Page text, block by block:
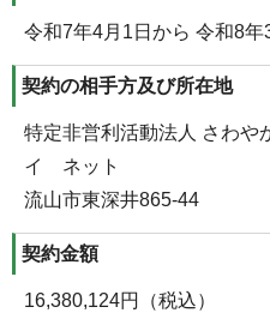
令和7年4月1日から 令和8年
契約の相手方及び所在地
特定非営利活動法人 さわ
イ ネット
流山市東深井865-44
契約金額
16,380,124円（税込）